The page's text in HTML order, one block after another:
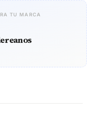
TU MARCA